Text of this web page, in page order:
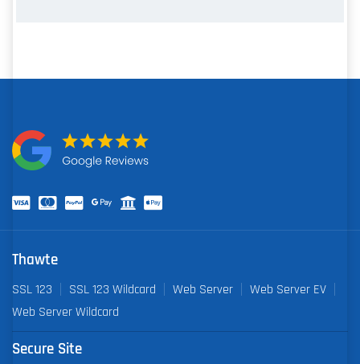
Thawte
SSL 123 SSL 123 Wildcard Web Server
Web Server EV
Web Server Wildcard
Secure Site